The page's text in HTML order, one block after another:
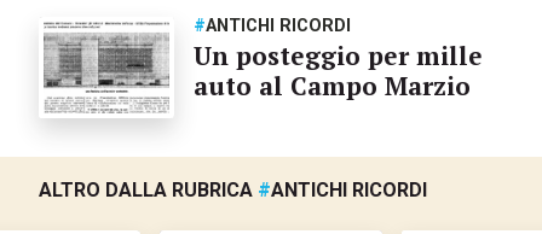
#ANTICHI RICORDI
Un posteggio per mille
auto al Campo Marzio
ALTRO DALLA RUBRICA #ANTICHI RICORDI